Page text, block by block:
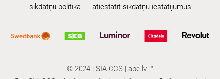
sīkdatņu politika atiestatīt sīkdatņu iestatījumus
© 2024 | SIA CCS | abe.lv ™